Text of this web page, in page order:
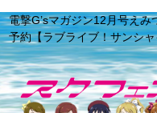
電撃G’sマガジン12月号え
予約【ラブライブ！サンシ